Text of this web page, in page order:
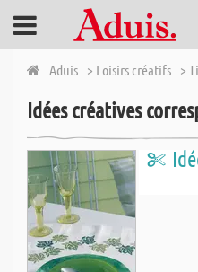
Aduis > Loisirs créatifs >
Idées créatives